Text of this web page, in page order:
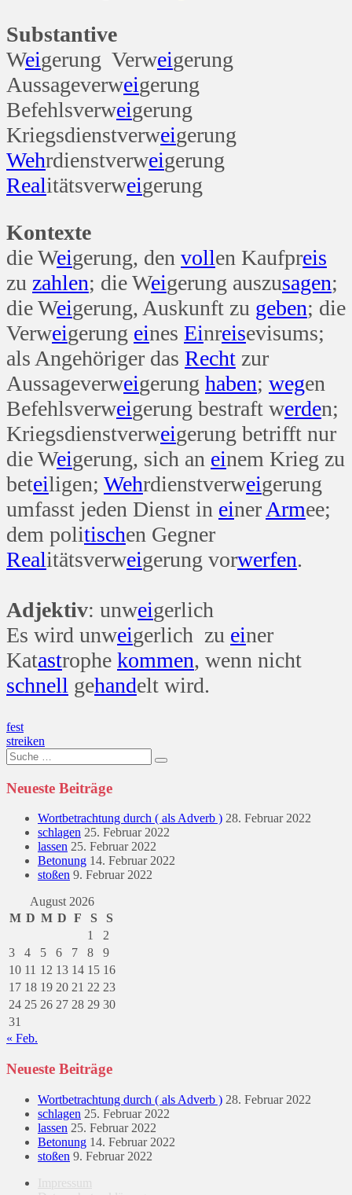
Substantive
Weigerung Verweigerung
Aussageverweigerung
Befehlsverweigerung
Kriegsdienstverweigerung
Wehrdienstverweigerung
Realitätsverweigerung
Kontexte
die Weigerung, den vollen Kaufpreis
zu zahlen; die Weigerung auszusagen;
die Weigerung, Auskunft zu geben; die
Verweigerung eines Einreisevisums;
als Angehöriger das Recht zur
Aussageverweigerung haben; wegen
Befehlsverweigerung bestraft werden;
Kriegsdienstverweigerung betrifft nur
die Weigerung, sich an einem Krieg zu
beteiligen; Wehrdienstverweigerung
umfasst jeden Dienst in einer Armee;
dem politischen Gegner
Realitätsverweigerung vorwerfen.
Adjektiv: unweigerlich
Es wird unweigerlich zu einer
Katastrophe kommen, wenn nicht
schnell gehandelt wird.
Beitragsnavigation
fest
streiken
Suche
nach:
Neueste Beiträge
Wortbetrachtung durch ( als Adverb ) 28. Februar 2022
schlagen 25. Februar 2022
lassen 25. Februar 2022
Betonung 14. Februar 2022
stoßen 9. Februar 2022
August 2026
M D M D F S
S
1
2
3
4 5 6 7 8
9
10 11 12 13 14 15 16
17 18 19 20 21 22 23
24 25 26 27 28 29 30
31
« Feb.
Neueste Beiträge
Wortbetrachtung durch ( als Adverb ) 28. Februar 2022
schlagen 25. Februar 2022
lassen 25. Februar 2022
Betonung 14. Februar 2022
stoßen 9. Februar 2022
Impressum